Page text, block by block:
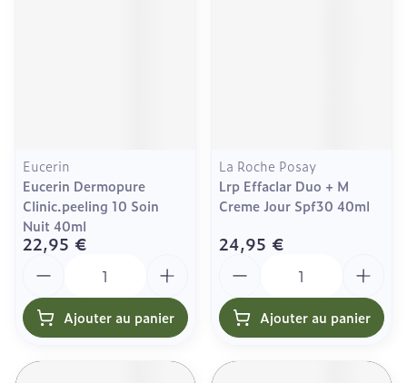
Eucerin
Eucerin Dermopure
Clinic.peeling 10 Soin
Nuit 40ml
22,95 €
Ajouter au panier
La Roche Posay
Lrp Effaclar Duo + M
Creme Jour Spf30 40ml
24,95 €
Ajouter au panier